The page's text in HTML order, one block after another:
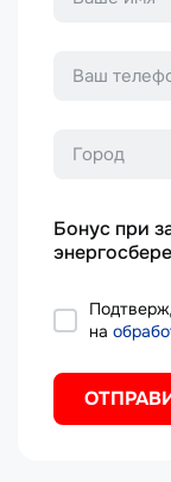
Телефон
Город
Бонус при
на